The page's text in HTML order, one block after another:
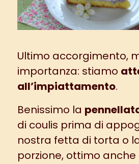
Ultimo accorgimento,
importanza: stiamo
all’impiattamento.
Benissimo la
di coulis prima di
nostra fetta di torta o
porzione, ottimo